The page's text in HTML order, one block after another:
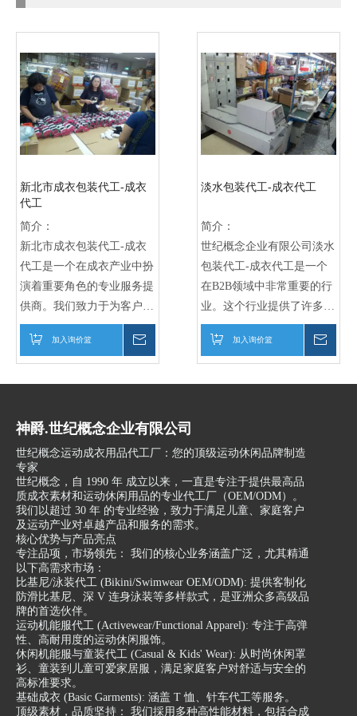
新北市成衣包装代工-成衣
代工
简介：
新北市成衣包装代工-成衣
代工是一个在成衣产业中扮
演着重要角色的专业服务提
供商。我们致力于为客户提
供高品质的成衣包装代工服
务，以满足他们的需求并提
升他们的品牌形象。
世纪概念企业有限公司成衣
同的产品类别，包括男装、
女装、儿童服装等。我们拥
有先进的生产设备和技术，
能够根据客户的要求进行生
产和包装。我们的团队由经
验丰富的专业人士组成，他
们具有丰富的行业知识和技
能，能够确保产品的质量和
交货时间。
在成衣包装代工的过程中，
我们注重细节和品质控制。
我们使用高品质的材料和先
进的技术，确保产品的外观
和质感符合客户的要求。我
们还提供个性化的包装设计
加入询价篮
淡水包装代工-成衣代工
简介：
世纪概念企业有限公司淡水
包装代工-成衣代工是一个
在B2B领域中非常重要的行
业。这个行业提供了许多优
势和客制化的服务，对于许
多企业来说是不可或缺的。
在这个行业中，淡水包装代
工-成衣代工的优势是非常
能够提供高品质的产品。无
能够根据客户的需求进行设
计和制造，确保产品符合客
其次，淡水包装代工-成衣
业知识。他们的团队由一群
经过训练和熟练的专业人员
组成，能够处理各种不同类
型的包装和成衣项目。无论
是大型企业还是小型企业，
务，确保产品的质量和交货
加入询价篮
神爵.世纪概念企业有限公司
世纪概念运动成衣用品代工厂：您的顶级运动休闲品牌制造
专家
世纪概念，自 1990 年 成立以来，一直是专注于提供最高品
质成衣素材和运动休闲用品的专业代工厂（OEM/ODM）。
我们以超过 30 年 的专业经验，致力于满足儿童、家庭客户
及运动产业对卓越产品和服务的需求。
核心优势与产品亮点
专注品项，市场领先： 我们的核心业务涵盖广泛，尤其精通
以下高需求市场：
比基尼/泳装代工 (Bikini/Swimwear OEM/ODM): 提供客制化
防滑比基尼、深 V 连身泳装等多样款式，是亚洲众多高级品
牌的首选伙伴。
运动机能服代工 (Activewear/Functional Apparel): 专注于高弹
性、高耐用度的运动休闲服饰。
休闲机能服与童装代工 (Casual & Kids' Wear): 从时尚休闲罩
衫、童装到儿童可爱家居服，满足家庭客户对舒适与安全的
高标准要求。
基础成衣 (Basic Garments): 涵盖 T 恤、针车代工等服务。
顶级素材，品质坚持： 我们採用多种高性能材料，包括合成